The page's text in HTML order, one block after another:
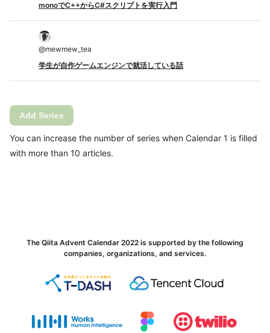
monoでC++からC#スクリプトを実行入門
@mewmew_tea
学生が自作ゲームエンジンで就活している話
Add Series
You can increase the number of series when Calendar 1 is filled
with more than 10 articles.
The Qiita Advent Calendar 2022 is supported by the following
companies, organizations, and services.